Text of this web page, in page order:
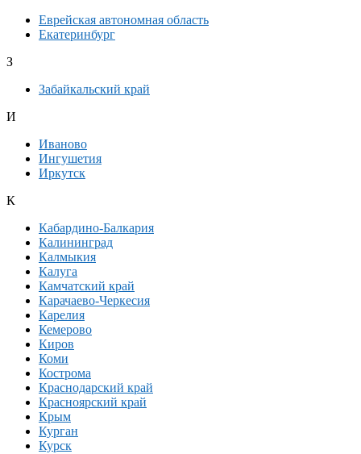
Еврейская автономная область
Екатеринбург
З
Забайкальский край
И
Иваново
Ингушетия
Иркутск
К
Кабардино-Балкария
Калининград
Калмыкия
Калуга
Камчатский край
Карачаево-Черкесия
Карелия
Кемерово
Киров
Коми
Кострома
Краснодарский край
Красноярский край
Крым
Курган
Курск